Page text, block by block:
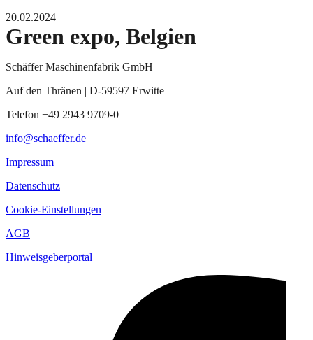
20.02.2024
Green expo, Belgien
Schäffer Maschinenfabrik GmbH
Auf den Thränen | D-59597 Erwitte
Telefon +49 2943 9709-0
info@schaeffer.de
Impressum
Datenschutz
Cookie-Einstellungen
AGB
Hinweisgeberportal